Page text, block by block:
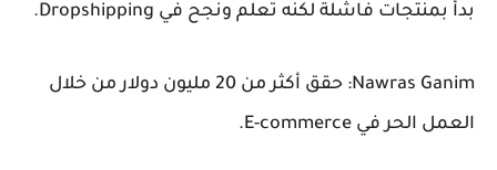
بدأ بمنتجات فاشلة لكنه تعلم ونجح في Dropshipping.
Nawras Ganim: حقق أكثر من 20 مليون دولار من خلال
العمل الحر في E-commerce.